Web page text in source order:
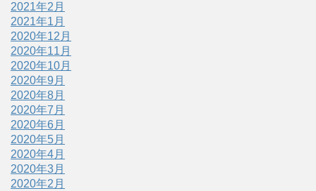
2021年2月
2021年1月
2020年12月
2020年11月
2020年10月
2020年9月
2020年8月
2020年7月
2020年6月
2020年5月
2020年4月
2020年3月
2020年2月